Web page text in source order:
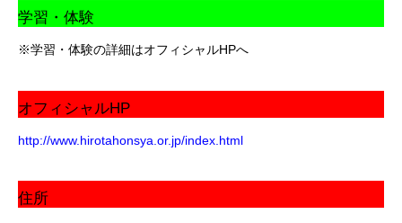
学習・体験
※学習・体験の詳細はオフィシャルHPへ
オフィシャルHP
http://www.hirotahonsya.or.jp/index.html
住所